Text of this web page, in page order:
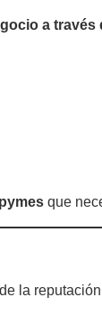
a través
que
la